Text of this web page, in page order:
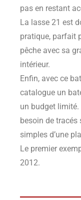
pas en restant
La lasse 21 est
pratique, parfait
pêche avec sa
intérieur.
Enfin, avec ce
catalogue un
un budget limité.
besoin de
simples d’une
Le premier
2012.